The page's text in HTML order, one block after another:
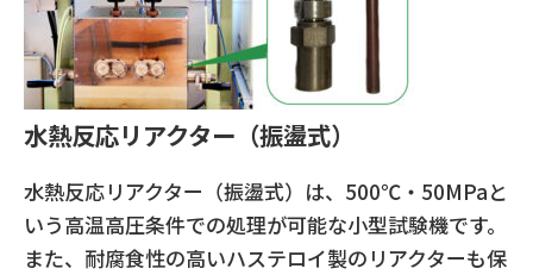
水熱反応リアクター（振盪式）
水熱反応リアクター（振盪式）は、500℃・50MPaと
いう高温高圧条件での処理が可能な小型試験機です。
また、耐腐食性の高いハステロイ製のリアクターも保